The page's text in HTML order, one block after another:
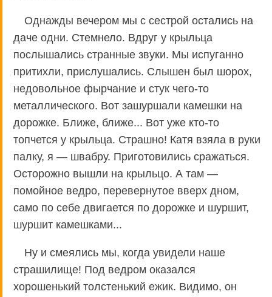
Однажды вечером мы с сестрой остались на
даче одни. Стемнело. Вдруг у крыльца
послышались странные звуки. Мы испуганно
притихли, прислушались. Слышен был шорох,
недовольное фырчание и стук чего-то
металлического. Вот зашуршали камешки на
дорожке. Ближе, ближе... Вот уже кто-то
топчется у крыльца. Страшно! Катя взяла в руки
палку, я — швабру. Приготовились сражаться.
Осторожно вышли на крыльцо. А там —
помойное ведро, перевернутое вверх дном,
само по себе двигается по дорожке и шуршит,
шуршит камешками...
Ну и смеялись мы, когда увидели наше
страшилище! Под ведром оказался
хорошенький толстенький ежик. Видимо, он